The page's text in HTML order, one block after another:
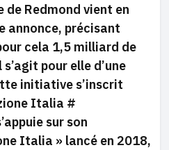
de Redmond vient en
annonce, précisant
cela 1,5 milliard de
pour elle d’une
initiative s’inscrit
Italia #
sur son
Italia » lancé en 2018,